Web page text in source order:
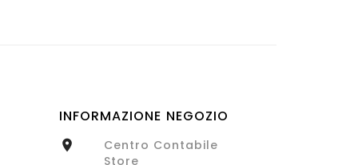
INFORMAZIONE NEGOZIO

Centro Contabile
Store